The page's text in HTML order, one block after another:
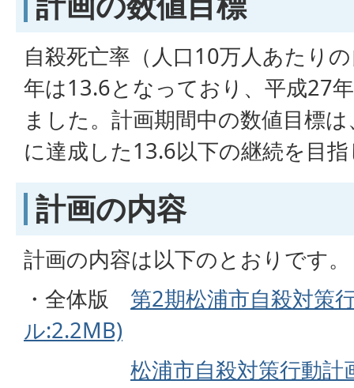
自殺死亡率（人口10万人あたり
年は13.6となっており、平成27
ました。計画期間中の数値目標
に達成した13.6以下の継続を目
計画の内容
計画の内容は以下のとおりです。
・全体版 第2期松浦市自殺対策
ル:2.2MB)
松浦市自殺対策行動計